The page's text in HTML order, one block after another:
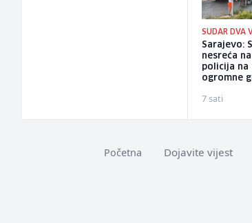
SUDAR DVA
Sarajevo:
nesreća
policija na
ogromne
7 sati
Početna Dojavite vijest